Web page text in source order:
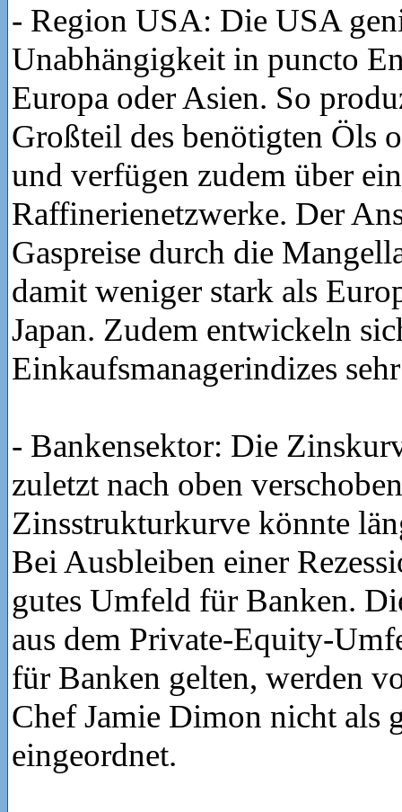
- Region USA: Die USA
Unabhängigkeit in puncto
Europa oder Asien. So
Großteil des benötigten Öls
und verfügen zudem über
Raffinerienetzwerke. Der
Gaspreise durch die
damit weniger stark als
Japan. Zudem entwickeln
Einkaufsmanagerindizes
- Bankensektor: Die
zuletzt nach oben
Zinsstrukturkurve könnte
Bei Ausbleiben einer
gutes Umfeld für Banken.
aus dem Private-Equity-
für Banken gelten, werden
Chef Jamie Dimon nicht als
eingeordnet.